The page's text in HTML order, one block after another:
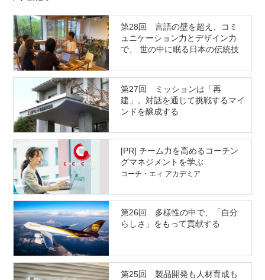
第28回 言語の壁を超え、コミ
ュニケーション力とデザイン力
で、 世の中に眠る日本の伝統技
第27回 ミッションは「再
建」。対話を通じて挑戦するマイ
ンドを醸成する
[PR] チーム力を高めるコーチン
グマネジメントを学ぶ
コーチ・エィ アカデミア
第26回 多様性の中で、「自分
らしさ」をもって貢献する
第25回 製品開発も人材育成も